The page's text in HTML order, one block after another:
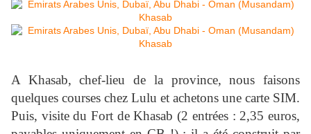
A Khasab, chef-lieu de la province, nous faisons
quelques courses chez Lulu et achetons une carte SIM.
Puis, visite du Fort de Khasab (2 entrées : 2,35 euros,